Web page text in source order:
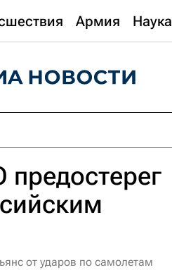
Армия Наука
от ударов по самолетам